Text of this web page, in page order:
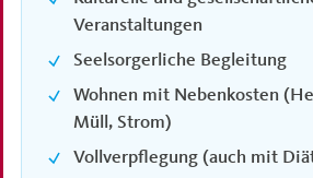
Veranstaltungen
Seelsorgerliche Begleitung
Wohnen mit Nebenkosten
Müll, Strom)
Vollverpflegung (auch mit